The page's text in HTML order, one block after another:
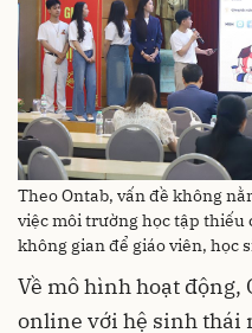
Theo Ontab, vấn đề không
việc môi trường học tập thiếu
không gian để giáo viên, học
Về mô hình hoạt động,
online với hệ sinh thái